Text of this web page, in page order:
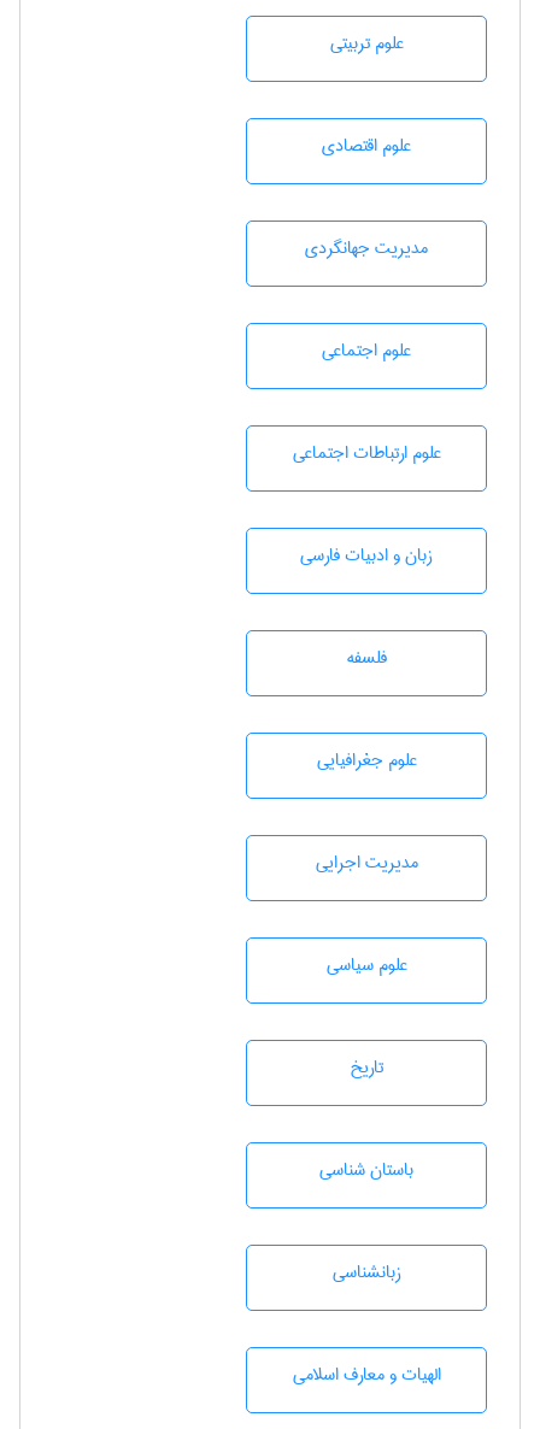
علوم تربيتی
علوم اقتصادی
مديريت جهانگردی
علوم اجتماعی
علوم ارتباطات اجتماعی
زبان و ادبيات فارسی
فلسفه
علوم جغرافيايی
مديريت اجرايی
علوم سياسی
تاريخ
باستان شناسی
زبانشناسی
الهیات و معارف اسلامی